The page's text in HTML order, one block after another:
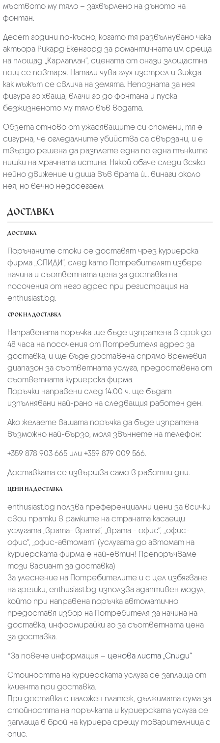
мъртвото му тяло – захвърлено на дъното на
фонтан.
Десет години по-късно, когато тя развълнувано чака
актьора Рикард Екенгорд за романтичната им среща
на площад „Карлаплан“, сцената от онази злощастна
нощ се повтаря. Натали чува глух изстрел и вижда
как мъжът се свлича на земята. Непозната за нея
фигура го хваща, влачи го до фонтана и пуска
безжизненото му тяло във водата.
Обзета отново от ужасяващите си спомени, тя е
сигурна, че огледалните убийства са свързани, и е
твърдо решена да разплете една по една тънките
нишки на мрачната истина. Някой обаче следи всяко
нейно движение и диша във врата ѝ… винаги около
нея, но вечно недосегаем.
ДОСТАВКА
ДОСТАВКА
Поръчаните стоки се доставят чрез куриерскa
фирмa „СПИДИ“, след като Потребителят избере
начина и съответната цена за доставка на
посочения от него адрес при регистрация на
enthusiast.bg.
СРОК НА ДОСТАВКА
Направената поръчка ще бъде изпратена в срок до
48 часа на посочения от Потребителя адрес за
доставка, и ще бъде доставена спрямо времевия
диапазон за съответната услуга, предоставена от
съответната куриерска фирма.
Поръчки направени след 14:00 ч. ще бъдат
изпълнявани най-рано на следващия работен ден.
Ако желаете вашата поръчка да бъде изпратена
възможно най-бързо, моля звъннете на телефон:
+359 878 903 665 или +359 879 009 566.
Доставката се извършва само в работни дни.
ЦЕНИ НА ДОСТАВКА
enthusiast.bg ползва преференциални цени за всички
свои пратки в рамките на страната касаещи
услугата „врата- врата“, „врата - офис“, „oфис-
офис“, „офис-автомат“ (услугата до автомат на
куриерската фирма е най-евтин! Препоръчваме
този вариант за доставка)
За улеснение на Потребителите и с цел избягване
на грешки, enthusiast.bg използва адаптивен модул,
който при направена поръчка автоматично
предоставя избор на Потребителя за начина на
доставка, информирайки го за съответната цена
за доставка.
*За повече информация – ценова листа „Спиди“
Стойността на куриерската услуга се заплаща от
клиента при доставка.
При доставка с наложен платеж, дължимата сума за
стойността на поръчката и куриерската услуга се
заплаща в брой на куриера срещу товарителница с
опис.